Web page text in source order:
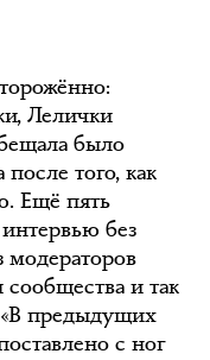
Лелички
было
того, как
Ещё пять
без
сообщества и так
«В предыдущих
с ног